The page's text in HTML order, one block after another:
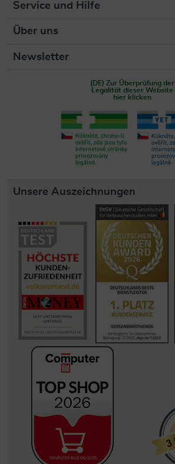
Service und Hilfe
Über uns
Newsletter
(DE) Zur Überprüfung der
Legalität dieser Website
hier klicken
Unsere Auszeichnungen